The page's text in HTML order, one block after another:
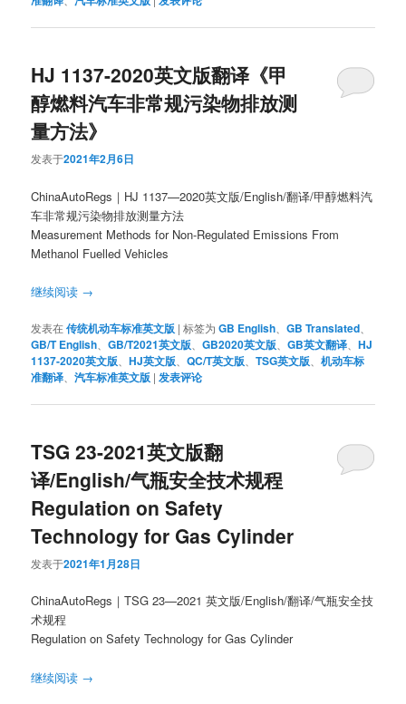
HJ 1137-2020英文版翻译《甲
醇燃料汽车非常规污染物排放测
量方法》
发表于2021年2月6日
ChinaAutoRegs｜HJ 1137—2020英文版/English/翻译/甲醇燃料汽
车非常规污染物排放测量方法
Measurement Methods for Non-Regulated Emissions From
Methanol Fuelled Vehicles
继续阅读 →
发表在传统机动车标准英文版 |标签为 GB English 、GB Translated
GB/T English 、GB/T2021英文版 、GB2020英文版 、GB英文翻译 、HJ
1137-2020英文版 、HJ英文版 、QC/T英文版 、TSG英文版 、机动车标
准翻译 、汽车标准英文版 | 发表评论
TSG 23-2021英文版翻
译/English/气瓶安全技术规程
Regulation on Safety
Technology for Gas Cylinder
发表于2021年1月28日
ChinaAutoRegs｜TSG 23—2021 英文版/English/翻译/气瓶安全技
术规程
Regulation on Safety Technology for Gas Cylinder
继续阅读 →